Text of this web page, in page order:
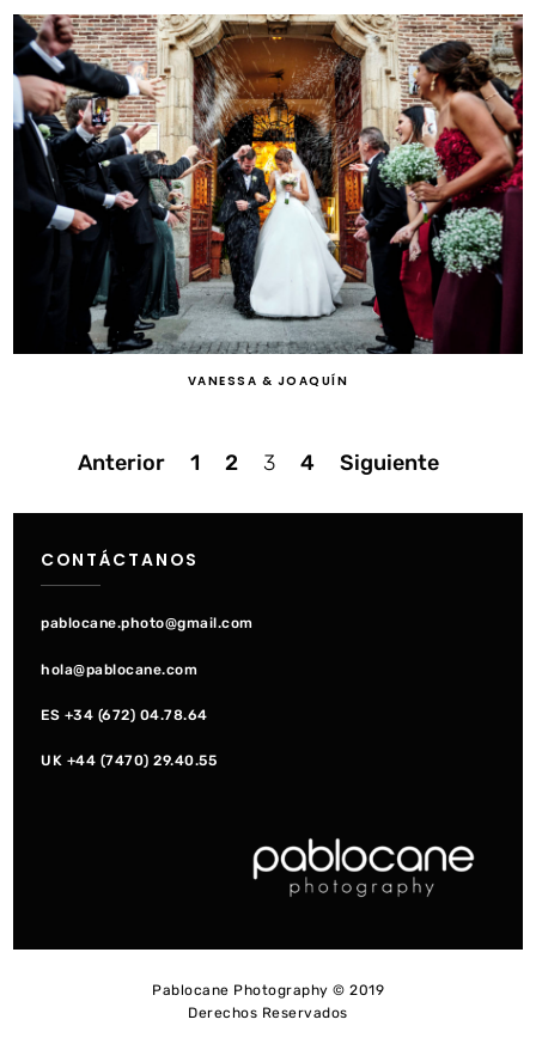
VANESSA & JOAQUÍN
Navegación
de
entradas
Anterior 1 2 3 4 Siguiente
CONTÁCTANOS
pablocane.photo@gmail.com
hola@pablocane.com
ES +34 (672) 04.78.64
UK +44 (7470) 29.40.55
Pablocane Photography © 2019
Derechos Reservados